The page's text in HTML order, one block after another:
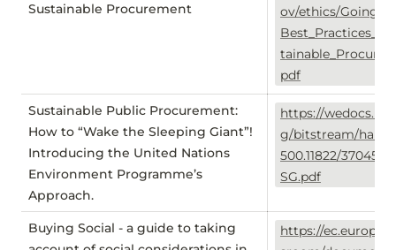
Sustainable Procurement
ov/ethics/
pdf
Sustainable Public Procurement:
How to “Wake the Sleeping Giant”!
Introducing the United Nations
Environment Programme’s
Approach.
https://
g/bitstream/
500.11822/37045/
SG.pdf
Buying Social - a guide to taking
https://